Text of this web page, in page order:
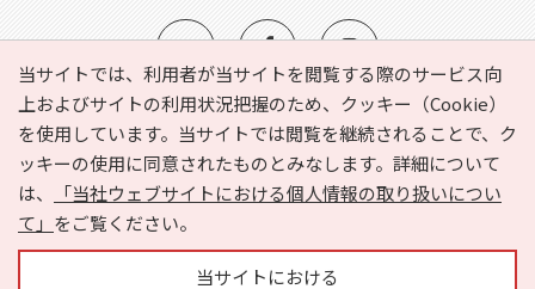
当サイトでは、利用者が当サイトを閲覧する際のサービス向
上およびサイトの利用状況把握のため、クッキー（Cookie）
を使用しています。当サイトでは閲覧を継続されることで、ク
ッキーの使用に同意されたものとみなします。詳細について
は、
「当社ウェブサイトにおける個人情報の取り扱いについ
て」 をご覧ください。
当サイトにおける
e-NAVITA（イーナビタ）とは？ お気に入り
ヘルプ
利用規約
個人情報の取り扱いについて
運営会社
サイトマップ
広告掲載に関するお問い合わせ